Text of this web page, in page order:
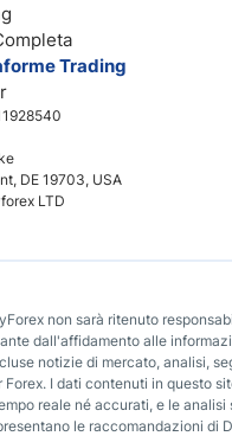
DE 19703, USA
LTD
Trading
non sarà ritenuto
dall'affidamento alle
notizie di mercato, analisi,
I dati contenuti in questo
reale né accurati, e le analisi
le raccomandazioni di